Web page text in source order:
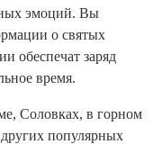
эмоций. Вы
о святых
обеспечат заряд
время.
Соловках, в горном
популярных